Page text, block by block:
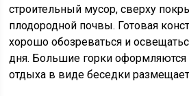
строительный мусор, сверху
плодородной почвы. Готовая
хорошо обозреваться и
дня. Большие горки оформляются
отдыха в виде беседки